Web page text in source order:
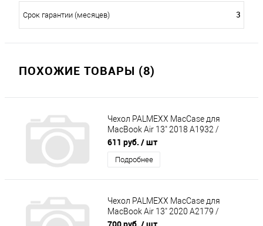
Срок гарантии (месяцев) 3
ПОХОЖИЕ ТОВАРЫ (8)
Чехол PALMEXX MacCase для
MacBook Air 13" 2018 A1932 /
матовый синий
611 руб. / шт
Подробнее
Чехол PALMEXX MacCase для
MacBook Air 13" 2020 A2179 /
матовый серый
700 руб. / шт